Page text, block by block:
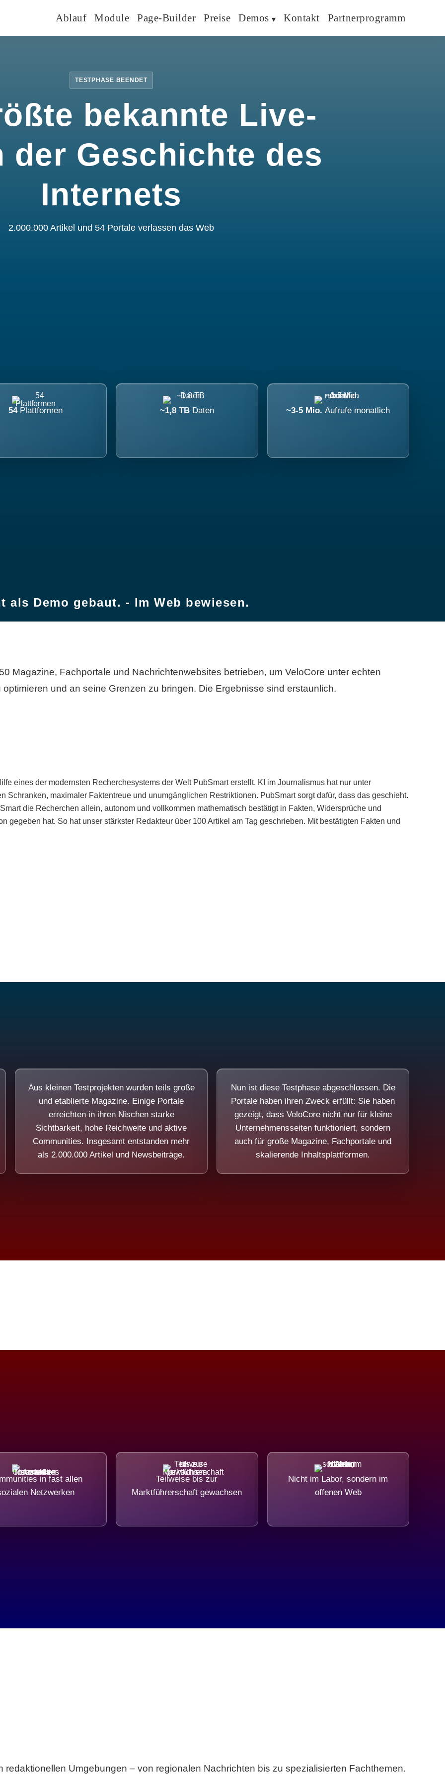
Ablauf Module Page-Builder Preise Demos Kontakt Partnerprogramm
TESTPHASE BEENDET
bekannte Live-
der Geschichte des
Internets
2.000.000 Artikel und 54 Portale verlassen das Web
54 Plattformen ~1,8 TB Daten ~3-5 Mio.Aufrufe monatlich
als Demo gebaut. - Im Web bewiesen.
Magazine, Fachportale und Nachrichtenwebsites betrieben, um VeloCore unter echten
und an seine Grenzen zu bringen. Die Ergebnisse sind erstaunlich.
eines der modernsten Recherchesystems der Welt PubSmart erstellt. KI im Journalismus hat nur unter
Schranken, maximaler Faktentreue und unumgänglichen Restriktionen. PubSmart sorgt dafür, dass das geschieht.
die Recherchen allein, autonom und vollkommen mathematisch bestätigt in Fakten, Widersprüche und
gegeben hat. So hat unser stärkster Redakteur über 100 Artikel am Tag geschrieben. Mit bestätigten Fakten und
Aus kleinen Testprojekten wurden teils große
und etablierte Magazine. Einige Portale
erreichten in ihren Nischen starke
Sichtbarkeit, hohe Reichweite und aktive
Communities. Insgesamt entstanden mehr
als 2.000.000 Artikel und Newsbeiträge.
Nun ist diese Testphase abgeschlossen. Die
Portale haben ihren Zweck erfüllt: Sie haben
gezeigt, dass VeloCore nicht nur für kleine
Unternehmensseiten funktioniert, sondern
auch für große Magazine, Fachportale und
skalierende Inhaltsplattformen.
in fast allen
Netzwerken
Teilweise bis zur
Marktführerschaft gewachsen
Nicht im Labor, sondern im
offenen Web
redaktionellen Umgebungen – von regionalen Nachrichten bis zu spezialisierten Fachthemen.